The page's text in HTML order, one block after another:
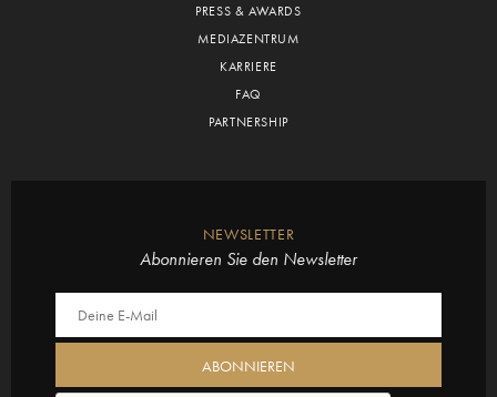
PRESS & AWARDS
MEDIAZENTRUM
KARRIERE
FAQ
PARTNERSHIP
NEWSLETTER
Abonnieren Sie den Newsletter